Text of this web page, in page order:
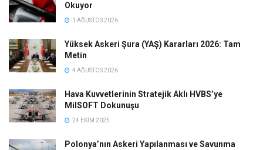
Okuyor
1 AĞUSTOS 2026
Yüksek Askeri Şura (YAŞ) Kararları 2026: Tam
Metin
4 AĞUSTOS 2026
Hava Kuvvetlerinin Stratejik Aklı HVBS’ye
MilSOFT Dokunuşu
24 EKIM 2025
Polonya’nın Askeri Yapılanması ve Savunma